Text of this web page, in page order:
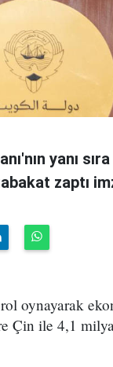
yanı
zaptı
oynayarak
Çin ile 4,1